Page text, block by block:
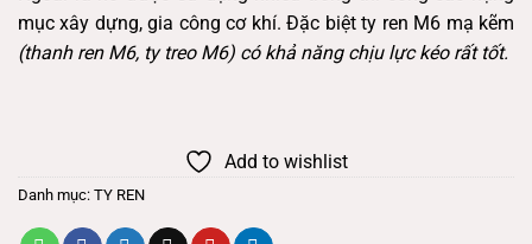
mục xây dựng, gia công cơ khí. Đặc biệt ty ren M6 mạ kẽm
(thanh ren M6, ty treo M6) có khả năng chịu lực kéo rất tốt.
Add to wishlist
Danh mục: TY REN